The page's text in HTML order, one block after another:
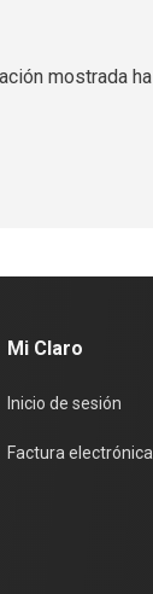
mostrada ha
Mi Claro
Inicio de sesión
Factura electrónica